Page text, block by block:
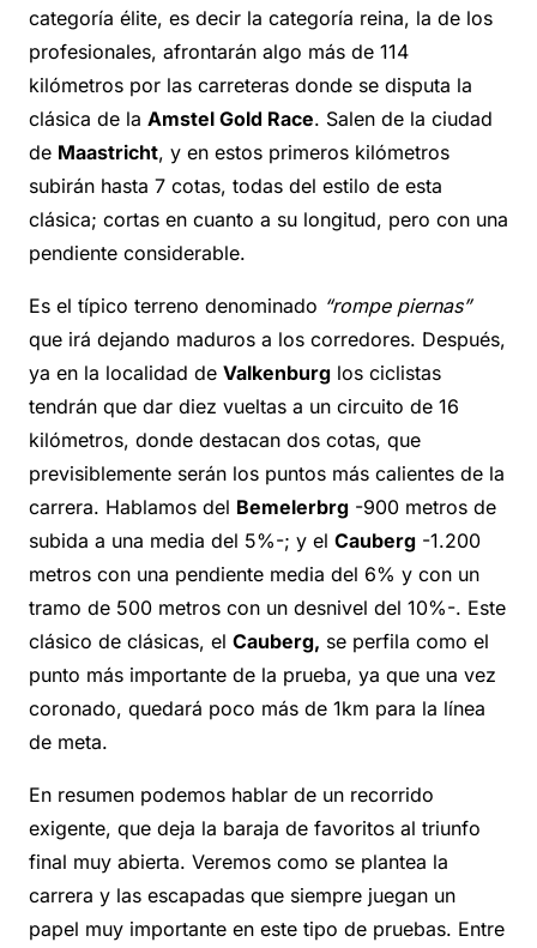
categoría élite, es decir la categoría reina, la de los
profesionales, afrontarán algo más de 114
kilómetros por las carreteras donde se disputa la
clásica de la Amstel Gold Race. Salen de la ciudad
de Maastricht, y en estos primeros kilómetros
subirán hasta 7 cotas, todas del estilo de esta
clásica; cortas en cuanto a su longitud, pero con una
pendiente considerable.
Es el típico terreno denominado “rompe piernas”
que irá dejando maduros a los corredores. Después,
ya en la localidad de Valkenburg los ciclistas
tendrán que dar diez vueltas a un circuito de 16
kilómetros, donde destacan dos cotas, que
previsiblemente serán los puntos más calientes de la
carrera. Hablamos del Bemelerbrg -900 metros de
subida a una media del 5%-; y el Cauberg -1.200
metros con una pendiente media del 6% y con un
tramo de 500 metros con un desnivel del 10%-. Este
clásico de clásicas, el Cauberg, se perfila como el
punto más importante de la prueba, ya que una vez
coronado, quedará poco más de 1km para la línea
de meta.
En resumen podemos hablar de un recorrido
exigente, que deja la baraja de favoritos al triunfo
final muy abierta. Veremos como se plantea la
carrera y las escapadas que siempre juegan un
papel muy importante en este tipo de pruebas. Entre